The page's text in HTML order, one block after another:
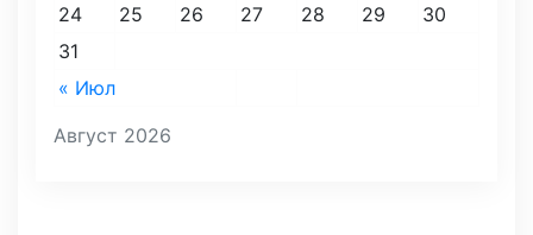
Август 2026
« Июл
24
25 26 27 28 29
30
31